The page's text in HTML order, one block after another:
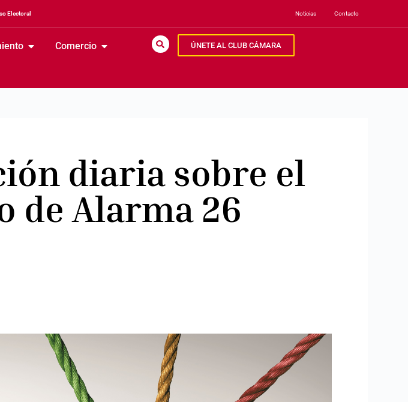
Electoral Noticias Contacto
Comercio ÚNETE AL CLUB CÁMARA
diaria sobre el
de Alarma 26